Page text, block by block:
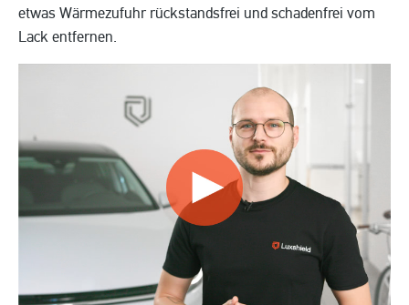
etwas Wärmezufuhr rückstandsfrei und schadenfrei vom
Lack entfernen.